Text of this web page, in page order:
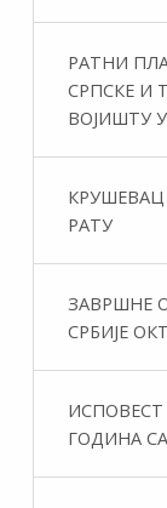
РАТНИ
СРПСКЕ И
ВОЈИШТУ
РАТУ
ЗАВРШНЕ
СРБИЈЕ
ГОДИНА